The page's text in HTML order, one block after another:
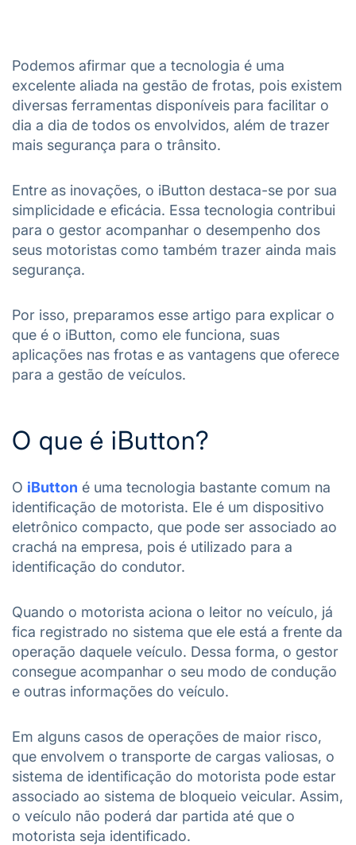
Podemos afirmar que a tecnologia é uma
excelente aliada na gestão de frotas, pois existem
diversas ferramentas disponíveis para facilitar o
dia a dia de todos os envolvidos, além de trazer
mais segurança para o trânsito.
Entre as inovações, o iButton destaca-se por sua
simplicidade e eficácia. Essa tecnologia contribui
para o gestor acompanhar o desempenho dos
seus motoristas como também trazer ainda mais
segurança.
Por isso, preparamos esse artigo para explicar o
que é o iButton, como ele funciona, suas
aplicações nas frotas e as vantagens que oferece
para a gestão de veículos.
O que é iButton?
O iButton é uma tecnologia bastante comum na
identificação de motorista. Ele é um dispositivo
eletrônico compacto, que pode ser associado ao
crachá na empresa, pois é utilizado para a
identificação do condutor.
Quando o motorista aciona o leitor no veículo, já
fica registrado no sistema que ele está a frente da
operação daquele veículo. Dessa forma, o gestor
consegue acompanhar o seu modo de condução
e outras informações do veículo.
Em alguns casos de operações de maior risco,
que envolvem o transporte de cargas valiosas, o
sistema de identificação do motorista pode estar
associado ao sistema de bloqueio veicular. Assim,
o veículo não poderá dar partida até que o
motorista seja identificado.